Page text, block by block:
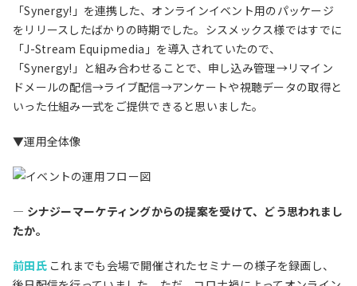
「Synergy!」を連携した、オンラインイベント用のパッケージ
をリリースしたばかりの時期でした。シスメックス様ではすでに
「J-Stream Equipmedia」を導入されていたので、
「Synergy!」と組み合わせることで、申し込み管理→リマイン
ドメールの配信→ライブ配信→アンケートや視聴データの取得と
いった仕組み一式をご提供できると思いました。
▼運用全体像
― シナジーマーケティングからの提案を受けて、どう思われまし
たか。
前田氏これまでも会場で開催されたセミナーの様子を録画し、